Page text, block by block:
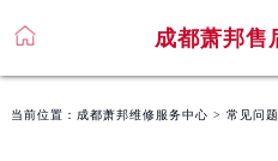
成都萧邦售
当前位置： 成都萧邦维修服务中心 > 常见问题